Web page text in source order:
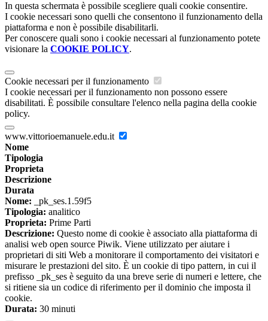
In questa schermata è possibile scegliere quali cookie consentire.
I cookie necessari sono quelli che consentono il funzionamento della
piattaforma e non è possibile disabilitarli.
Per conoscere quali sono i cookie necessari al funzionamento potete
visionare la COOKIE POLICY.
Cookie necessari per il funzionamento
I cookie necessari per il funzionamento non possono essere
disabilitati. È possibile consultare l'elenco nella pagina della cookie
policy.
www.vittorioemanuele.edu.it
Nome
Tipologia
Proprieta
Descrizione
Durata
Nome: _pk_ses.1.59f5
Tipologia: analitico
Proprieta: Prime Parti
Descrizione: Questo nome di cookie è associato alla piattaforma di
analisi web open source Piwik. Viene utilizzato per aiutare i
proprietari di siti Web a monitorare il comportamento dei visitatori e
misurare le prestazioni del sito. È un cookie di tipo pattern, in cui il
prefisso _pk_ses è seguito da una breve serie di numeri e lettere, che
si ritiene sia un codice di riferimento per il dominio che imposta il
cookie.
Durata: 30 minuti